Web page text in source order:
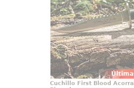
ese mango verde
inmediato al
supervivencia más
No es una pieza
pensada para
Cuchillo First Blood